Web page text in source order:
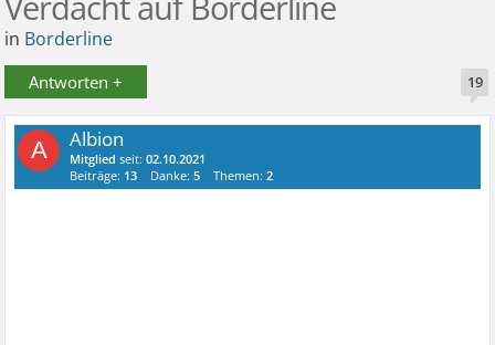
in Borderline
Antworten + 19
A Albion
Mitglied seit:02.10.2021
Beiträge: 13 Danke:5 Themen:2